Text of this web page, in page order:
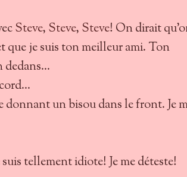
Steve, Steve, Steve! On dirait
que je suis ton meilleur ami. Ton
dedans...
donnant un bisou dans le front. Je
tellement idiote! Je me déteste!